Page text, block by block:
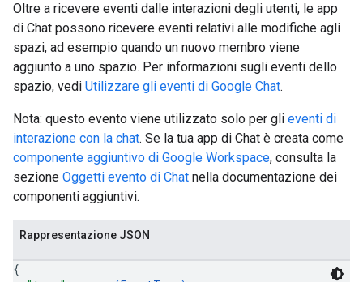
Oltre a ricevere eventi dalle interazioni degli utenti, le app
di Chat possono ricevere eventi relativi alle modifiche agli
spazi, ad esempio quando un nuovo membro viene
aggiunto a uno spazio. Per informazioni sugli eventi dello
spazio, vedi Utilizzare gli eventi di Google Chat.
Nota: questo evento viene utilizzato solo per gli eventi di
interazione con la chat. Se la tua app di Chat è creata come
componente aggiuntivo di Google Workspace, consulta la
sezione Oggetti evento di Chat nella documentazione dei
componenti aggiuntivi.
Rappresentazione JSON
{